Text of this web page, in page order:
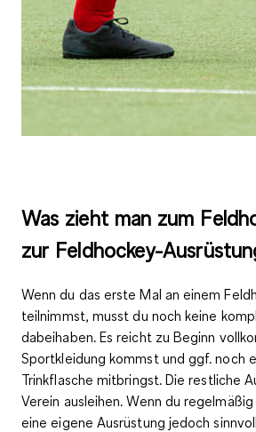
Was zieht man zum
zur Feldhockey-
Wenn du das erste Mal an einem
teilnimmst, musst du noch keine
dabeihaben. Es reicht zu Beginn
Sportkleidung kommst und ggf. noch
Trinkflasche mitbringst. Die restliche
Verein ausleihen. Wenn du
eineeigene Ausrüstung jedoch